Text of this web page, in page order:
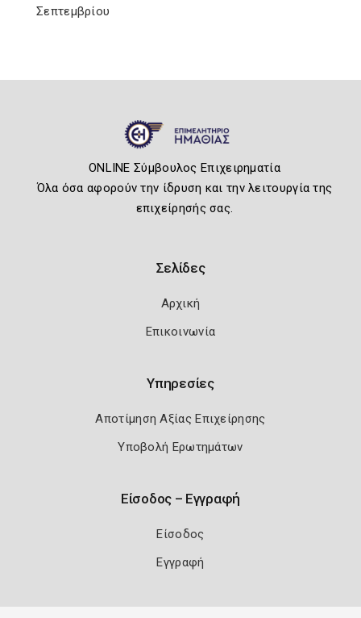
Σεπτεμβρίου
ONLINE Σύμβουλος Επιχειρηματία
Όλα όσα αφορούν την ίδρυση και την λειτουργία της
επιχείρησής σας.
Σελίδες
Αρχική
Επικοινωνία
Υπηρεσίες
Αποτίμηση Αξίας Επιχείρησης
Υποβολή Ερωτημάτων
Είσοδος – Εγγραφή
Είσοδος
Εγγραφή